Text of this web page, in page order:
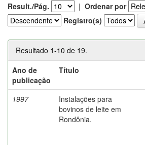
Result./Pág. | Ordenar por
Registro(s)
Resultado 1-10 de 19.
Ano de
publicação
Título
1997
Instalações para
bovinos de leite em
Rondônia.